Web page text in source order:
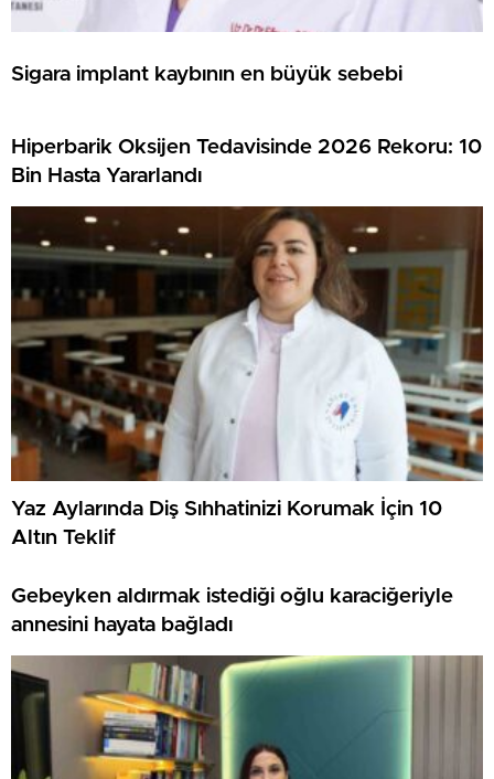
Sigara implant kaybının en büyük sebebi
Hiperbarik Oksijen Tedavisinde 2026 Rekoru: 10
Bin Hasta Yararlandı
Yaz Aylarında Diş Sıhhatinizi Korumak İçin 10
Altın Teklif
Gebeyken aldırmak istediği oğlu karaciğeriyle
annesini hayata bağladı